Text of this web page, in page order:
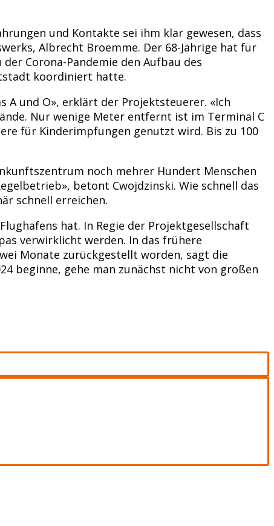
und Kontakte sei ihm klar gewesen, dass
Albrecht Broemme. Der 68-Jährige hat für
Corona-Pandemie den Aufbau des
koordiniert hatte.
A und O», erklärt der Projektsteuerer. «Ich
Nur wenige Meter entfernt ist im Terminal C
für Kinderimpfungen genutzt wird. Bis zu 100
noch mehrer Hundert Menschen
betont Cwojdzinski. Wie schnell das
schnell erreichen.
hat. In Regie der Projektgesellschaft
verwirklicht werden. In das frühere
Monate zurückgestellt worden, sagt die
beginne, gehe man zunächst nicht von großen